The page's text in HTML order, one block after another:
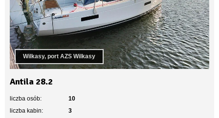
Wilkasy, port AZS Wilkasy
Antila 28.2
liczba osób:
10
liczba kabin:
3